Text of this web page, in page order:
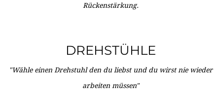
Rückenstärkung.
DREHSTÜHLE
"Wähle einen Drehstuhl den du liebst und du wirst nie wieder
arbeiten müssen"